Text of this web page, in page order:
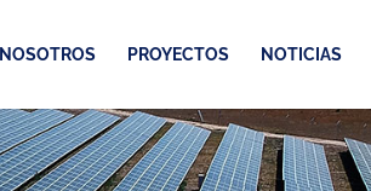
NOSOTROS PROYECTOS NOTICIAS